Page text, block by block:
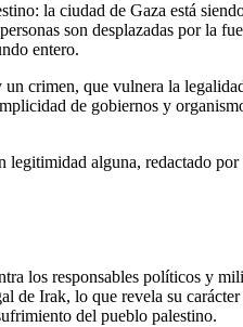
la ciudad de Gaza está
son desplazadas por la
entero.
crimen, que vulnera la
de gobiernos y
legitimidad alguna, redactado
los responsables políticos y
de Irak, lo que revela su
del pueblo palestino.